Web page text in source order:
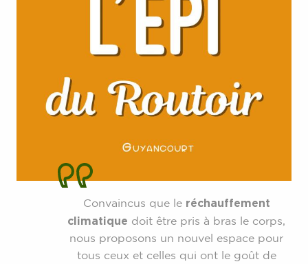
Convaincus que le réchauffement
climatique doit être pris à bras le corps,
nous proposons un nouvel espace pour
tous ceux et celles qui ont le goût de